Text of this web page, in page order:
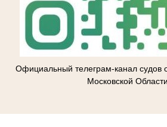
Официальный телеграм-канал судов
Московской Области